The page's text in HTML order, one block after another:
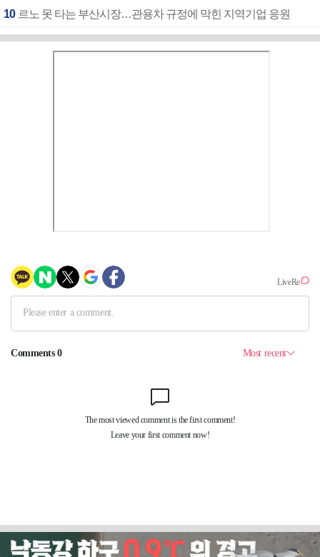
10 르노 못 타는 부산시장…관용차 규정에 막힌 지역기업 응원